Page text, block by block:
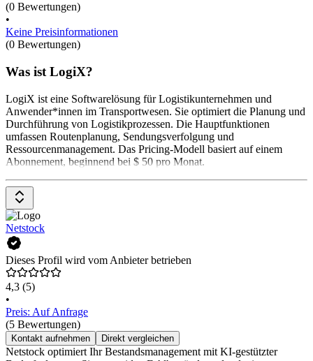
(0 Bewertungen)
•
Keine Preisinformationen
(0 Bewertungen)
Was ist LogiX?
LogiX ist eine Softwarelösung für Logistikunternehmen und
Anwender*innen im Transportwesen. Sie optimiert die Planung und
Durchführung von Logistikprozessen. Die Hauptfunktionen
umfassen Routenplanung, Sendungsverfolgung und
Ressourcenmanagement. Das Pricing-Modell basiert auf einem
Abonnement, beginnend bei $ 50 pro Monat.
Netstock
Dieses Profil wird vom Anbieter betrieben
4,3 (5)
•
Preis: Auf Anfrage
(5 Bewertungen)
Kontakt aufnehmen Direkt vergleichen
Netstock optimiert Ihr Bestandsmanagement mit KI-gestützter